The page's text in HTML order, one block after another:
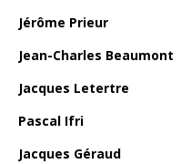
Jérôme Prieur
Jean-Charles Beaumont
Jacques Letertre
Pascal Ifri
Jacques Géraud